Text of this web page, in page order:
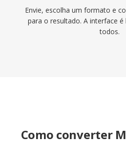
Envie, escolha um formato e
para o resultado. A interface
todos.
Como converter